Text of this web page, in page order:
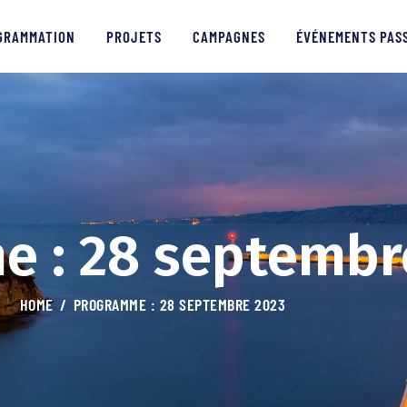
PROJETS CAMPAGNES ÉVÉNEMENTS
: 28
HOME PROGRAMME : 28 SEPTEMBRE 2023
ÉVÉNEMENTS PASSÉS
MÉDIAS